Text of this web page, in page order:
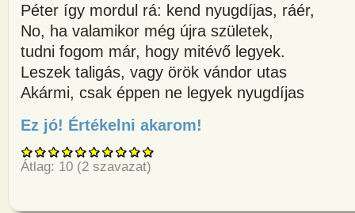
Péter így mordul rá: kend nyugdíjas, ráér,
No, ha valamikor még újra születek,
tudni fogom már, hogy mitévő legyek.
Leszek taligás, vagy örök vándor utas
Akármi, csak éppen ne legyek nyugdíjas
Ez jó! Értékelni akarom!
Átlag: 10 (2 szavazat)